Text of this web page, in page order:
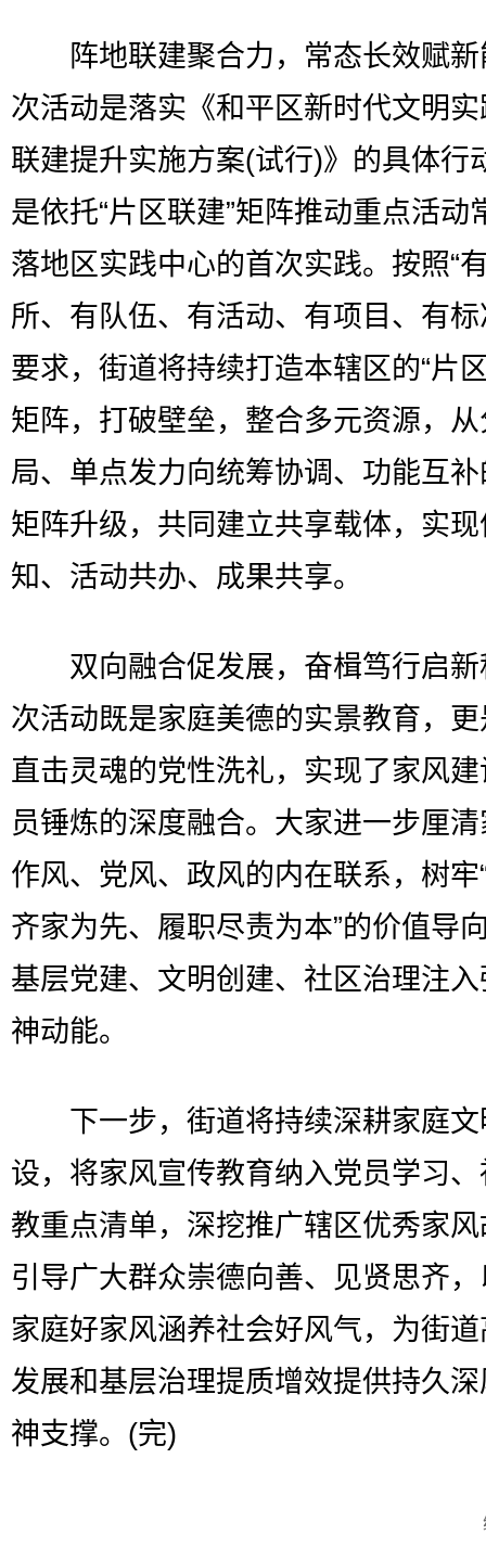
阵地联建聚合力，常态长效赋新
次活动是落实《和平区新时代文明
联建提升实施方案(试行)》的具体行
是依托“片区联建”矩阵推动重点活动
落地区实践中心的首次实践。按照“
所、有队伍、有活动、有项目、有标
要求，街道将持续打造本辖区的“片
矩阵，打破壁垒，整合多元资源，
局、单点发力向统筹协调、功能互
矩阵升级，共同建立共享载体，实
知、活动共办、成果共享。
双向融合促发展，奋楫笃行启新
次活动既是家庭美德的实景教育，
直击灵魂的党性洗礼，实现了家风
员锤炼的深度融合。大家进一步厘
作风、党风、政风的内在联系，树牢
齐家为先、履职尽责为本”的价值导
基层党建、文明创建、社区治理注
神动能。
下一步，街道将持续深耕家庭文
设，将家风宣传教育纳入党员学习
教重点清单，深挖推广辖区优秀家
引导广大群众崇德向善、见贤思齐
家庭好家风涵养社会好风气，为街
发展和基层治理提质增效提供持久
神支撑。(完)